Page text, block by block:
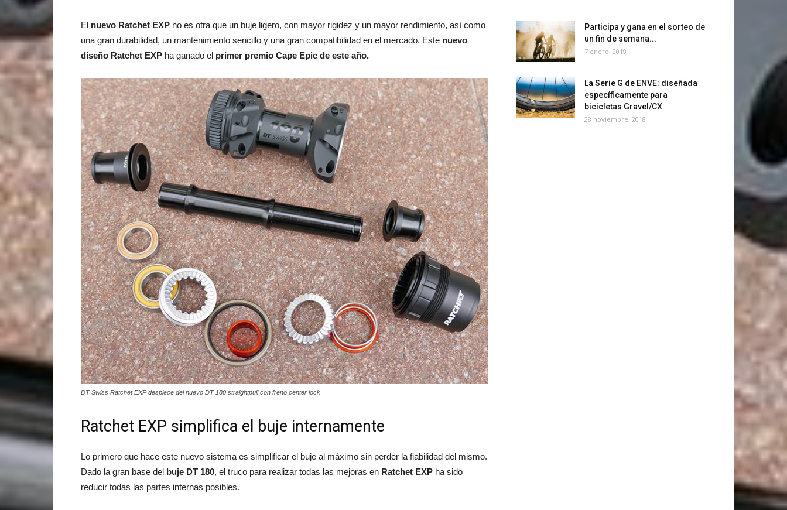
El nuevo Ratchet EXP no es otra que un buje ligero, con mayor rigidez y un mayor rendimiento, así como
una gran durabilidad, un mantenimiento sencillo y una gran compatibilidad en el mercado. Este nuevo
diseño Ratchet EXP ha ganado el primer premio Cape Epic de este año.
DT Swiss Ratchet EXP despiece del nuevo DT 180 straightpull con freno center lock
Ratchet EXP simplifica el buje internamente
Lo primero que hace este nuevo sistema es simplificar el buje al máximo sin perder la fiabilidad del mismo.
Dado la gran base del buje DT 180, el truco para realizar todas las mejoras en Ratchet EXP ha sido
reducir todas las partes internas posibles.
Participa y gana en el sorteo de
un fin de semana...
7 enero, 2019
La Serie G de ENVE: diseñada
específicamente para
bicicletas Gravel/CX
28 noviembre, 2018